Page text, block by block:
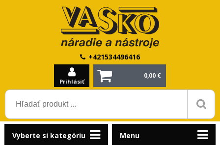
+421534496416
Prihlásiť
0,00 €
Vyberte si kategóriu Menu